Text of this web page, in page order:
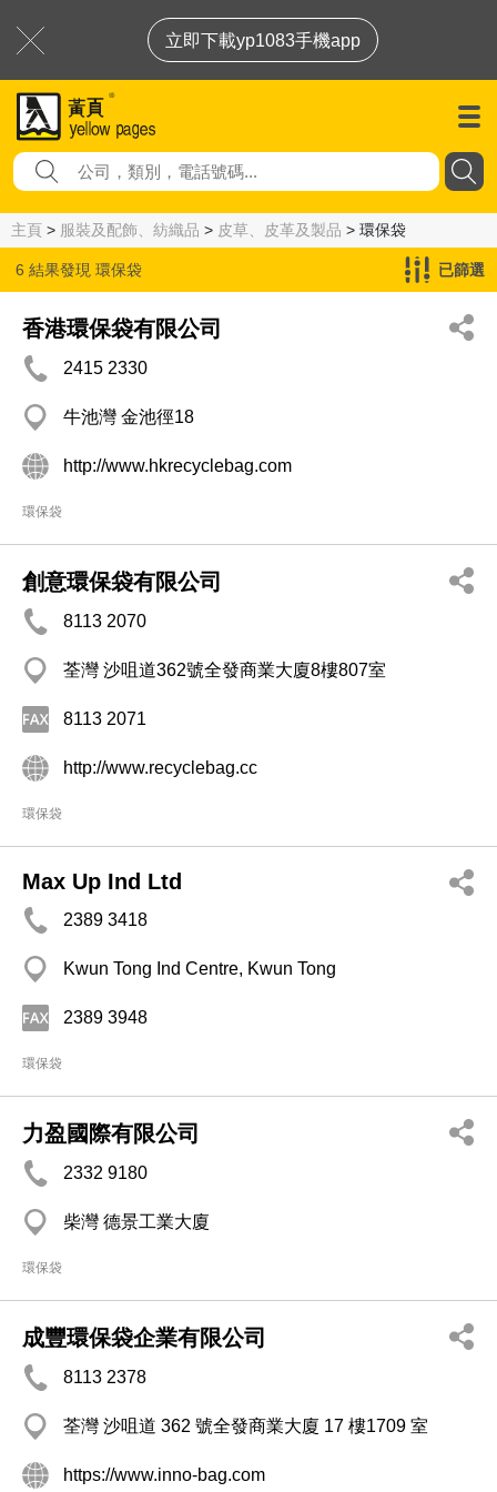
立即下載yp1083手機app
主頁 > 服裝及配飾、紡織品 > 皮草、皮革及製品 > 環保袋
6 結果發現 環保袋 已篩選
香港環保袋有限公司
2415 2330
牛池灣 金池徑18
http://www.hkrecyclebag.com
環保袋
創意環保袋有限公司
8113 2070
荃灣 沙咀道362號全發商業大廈8樓807室
8113 2071
http://www.recyclebag.cc
環保袋
Max Up Ind Ltd
2389 3418
Kwun Tong Ind Centre, Kwun Tong
2389 3948
環保袋
力盈國際有限公司
2332 9180
柴灣 德景工業大廈
環保袋
成豐環保袋企業有限公司
8113 2378
荃灣 沙咀道 362 號全發商業大廈 17 樓1709 室
https://www.inno-bag.com